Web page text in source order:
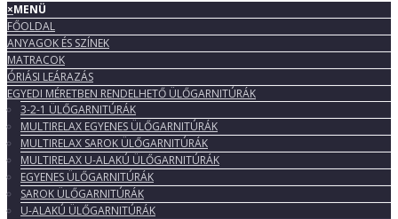
×MENÜ
FŐOLDAL
ANYAGOK ÉS SZÍNEK
MATRACOK
ÓRIÁSI LEÁRAZÁS
EGYEDI MÉRETBEN RENDELHETŐ ÜLŐGARNITÚRÁK
3-2-1 ÜLŐGARNITÚRÁK
MULTIRELAX EGYENES ÜLŐGARNITÚRÁK
MULTIRELAX SAROK ÜLŐGARNITÚRÁK
MULTIRELAX U-ALAKÚ ÜLŐGARNITÚRÁK
EGYENES ÜLŐGARNITÚRÁK
SAROK ÜLŐGARNITÚRÁK
U-ALAKÚ ÜLŐGARNITÚRÁK